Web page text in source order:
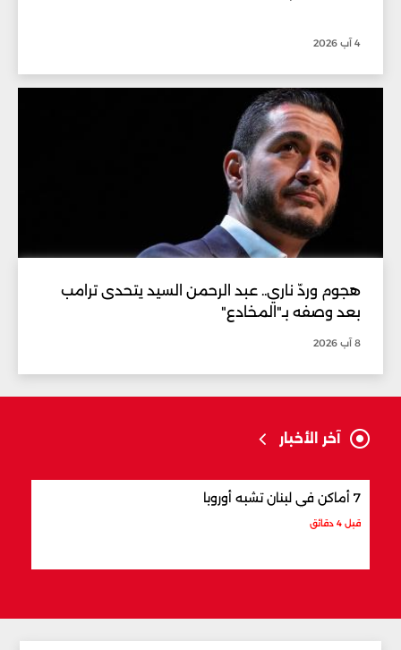
4 آب 2026
هجوم وردّ ناري.. عبد الرحمن السيد يتحدى ترامب
بعد وصفه بـ"المخادع"
8 آب 2026
آخر الأخبار
7 أماكن في لبنان تشبه أوروبا
قبل 4 دقائق